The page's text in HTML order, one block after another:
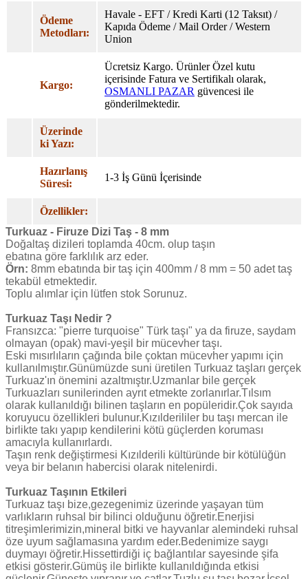
Ödeme
Metodları:
Havale - EFT / Kredi Karti (12 Taksıt) /
Kapıda Ödeme / Mail Order / Western
Union
Kargo:
Ücretsiz Kargo. Ürünler Özel kutu
içerisinde Fatura ve Sertifikalı olarak,
OSMANLI PAZAR güvencesi ile
gönderilmektedir.
Üzerinde
ki Yazı:
Hazırlanış
Süresi:
1-3 İş Günü İçerisinde
Özellikler:
Turkuaz - Firuze Dizi Taş - 8 mm
Doğaltaş dizileri toplamda 40cm. olup taşın
ebatına göre farklılık arz eder.
Örn: 8mm ebatında bir taş için 400mm / 8 mm = 50 adet taş
tekabül etmektedir.
Toplu alımlar için lütfen stok Sorunuz.
Turkuaz Taşı Nedir ?
Fransızca: "pierre turquoise" Türk taşı" ya da firuze, saydam
olmayan (opak) mavi-yeşil bir mücevher taşı.
Eski mısırlıların çağında bile çoktan mücevher yapımı için
kullanılmıştır.Günümüzde suni üretilen Turkuaz taşları gerçek
Turkuaz'ın önemini azaltmıştır.Uzmanlar bile gerçek
Turkuazları sunilerinden ayrıt etmekte zorlanırlar.Tılsım
olarak kullanıldığı bilinen taşların en popüleridir.Çok sayıda
koruyucu özellikleri bulunur.Kızılderililer bu taşı mercan ile
birlikte takı yapıp kendilerini kötü güçlerden koruması
amacıyla kullanırlardı.
Taşın renk değiştirmesi Kızılderili kültüründe bir kötülüğün
veya bir belanın habercisi olarak nitelenirdi.
Turkuaz Taşının Etkileri
Turkuaz taşı bize,gezegenimiz üzerinde yaşayan tüm
varlıkların ruhsal bir bilinci olduğunu öğretir.Enerjisi
titreşimlerimizin,mineral bitki ve hayvanlar alemindeki ruhsal
öze uyum sağlamasına yardım eder.Bedenimize saygı
duymayı öğretir.Hissettirdiği iç bağlantılar sayesinde şifa
etkisi gösterir.Gümüş ile birlikte kullanıldığında etkisi